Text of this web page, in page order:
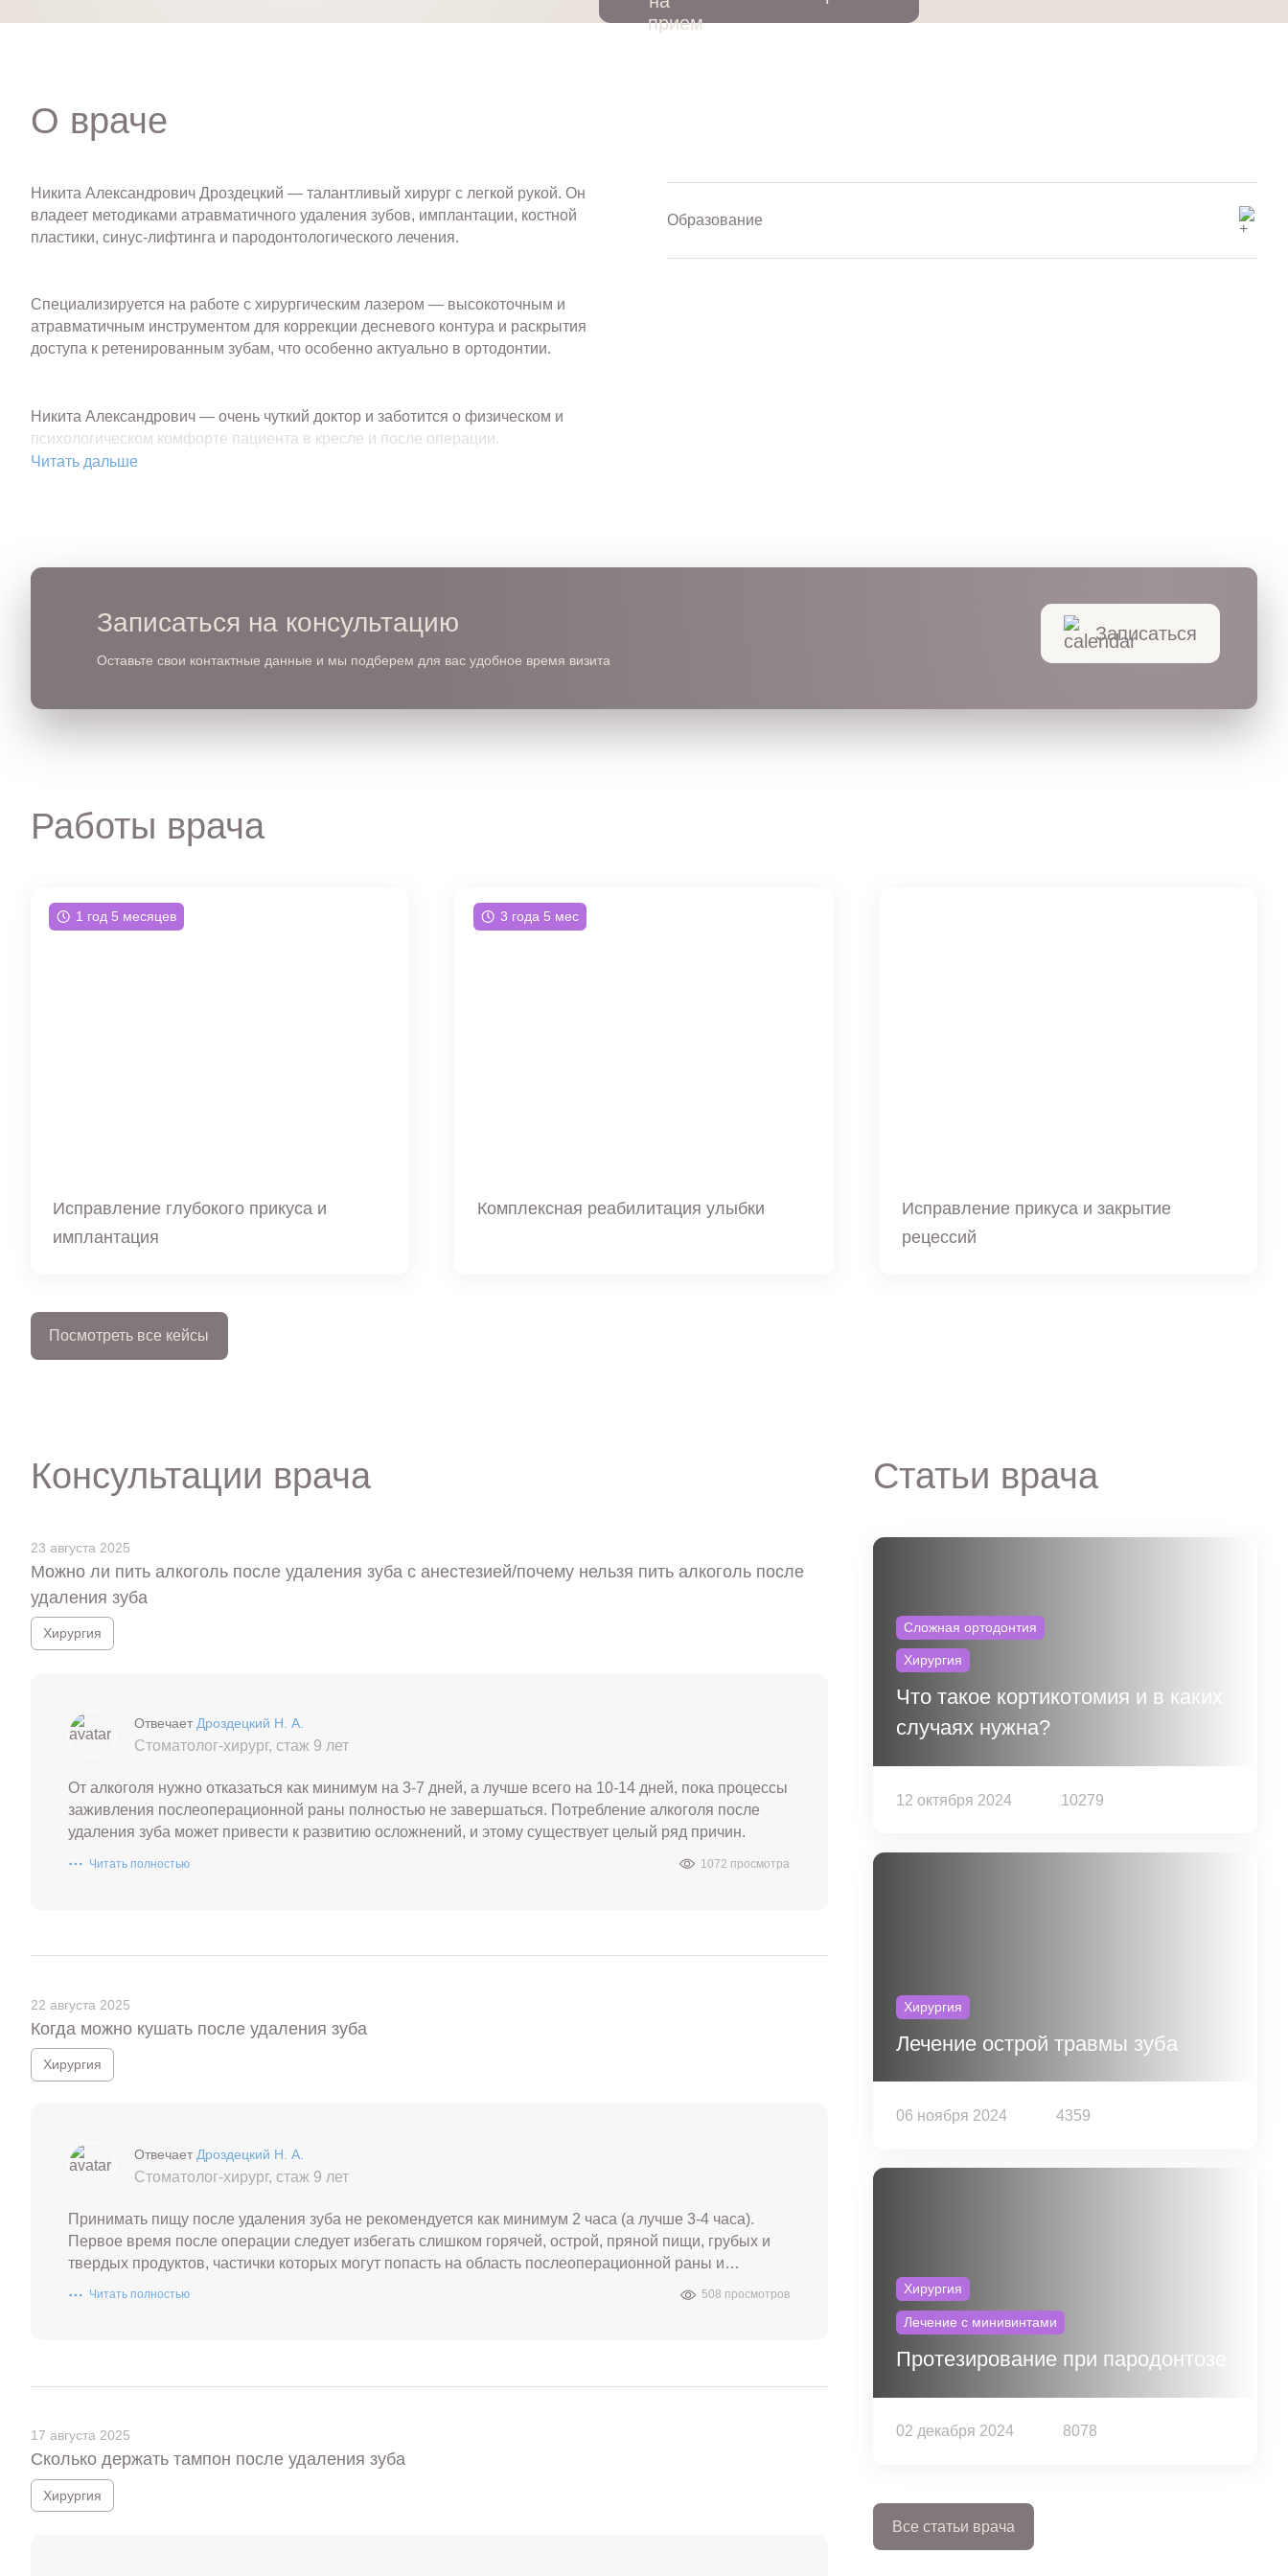
О враче
Никита Александрович Дроздецкий — талантливый хирург с легкой рукой. Он
владеет методиками атравматичного удаления зубов, имплантации, костной
пластики, синус-лифтинга и пародонтологического лечения.
Специализируется на работе с хирургическим лазером — высокоточным и
атравматичным инструментом для коррекции десневого контура и раскрытия
доступа к ретенированным зубам, что особенно актуально в ортодонтии.
Никита Александрович — очень чуткий доктор и заботится о физическом и
психологическом комфорте пациента в кресле и после операции.
Читать дальше
Образование
Записаться на консультацию
Оставьте свои контактные данные и мы подберем для вас удобное время визита
Записаться
Работы врача
1 год 5 месяцев
Исправление глубокого прикуса и
имплантация
3 года 5 мес
Комплексная реабилитация улыбки
Исправление прикуса и закрытие
рецессий
Посмотреть все кейсы
Консультации врача
23 августа 2025
Можно ли пить алкоголь после удаления зуба с анестезией/почему нельзя пить алкоголь после
удаления зуба
Хирургия
Отвечает Дроздецкий Н. А.
Стоматолог-хирург, стаж 9 лет
От алкоголя нужно отказаться как минимум на 3-7 дней, а лучше всего на 10-14 дней, пока процессы
заживления послеоперационной раны полностью не завершаться. Потребление алкоголя после
удаления зуба может привести к развитию осложнений, и этому существует целый ряд причин.
Читать полностью 1072 просмотра
22 августа 2025
Когда можно кушать после удаления зуба
Хирургия
Отвечает Дроздецкий Н. А.
Стоматолог-хирург, стаж 9 лет
Принимать пищу после удаления зуба не рекомендуется как минимум 2 часа (а лучше 3-4 часа).
Первое время после операции следует избегать слишком горячей, острой, пряной пищи, грубых и
твердых продуктов, частички которых могут попасть на область послеоперационной раны и
Читать полностью 508 просмотров
17 августа 2025
Сколько держать тампон после удаления зуба
Хирургия
Статьи врача
Сложная ортодонтия
Хирургия
Что такое кортикотомия и в каких
случаях нужна?
12 октября 2024 10279
Хирургия
Лечение острой травмы зуба
06 ноября 2024 4359
Хирургия
Лечение с минивинтами
Протезирование при пародонтозе
02 декабря 2024 8078
Все статьи врача